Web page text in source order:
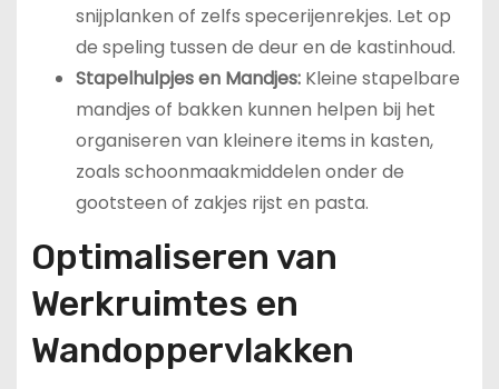
snijplanken of zelfs specerijenrekjes. Let op
de speling tussen de deur en de kastinhoud.
Stapelhulpjes en Mandjes:Kleine stapelbare
mandjes of bakken kunnen helpen bij het
organiseren van kleinere items in kasten,
zoals schoonmaakmiddelen onder de
gootsteen of zakjes rijst en pasta.
Optimaliseren van
Werkruimtes en
Wandoppervlakken